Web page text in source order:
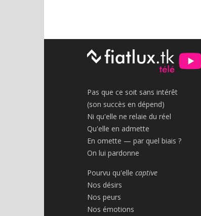
Pas que ce soit sans intérêt
(son succès en dépend)
Ni qu'elle ne relaie du réel
Qu'elle en admette
En omette — par quel biais ?
On lui pardonne
Pourvu qu'elle captive
Nos désirs
Nos peurs
Nos émotions